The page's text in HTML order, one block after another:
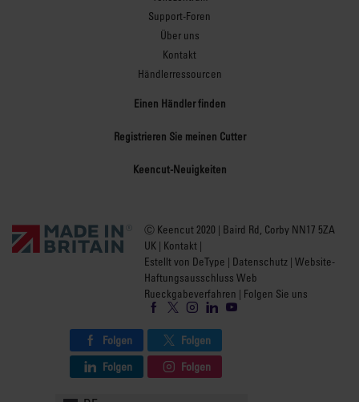
Support-Foren
Über uns
Kontakt
Händlerressourcen
Einen Händler finden
Registrieren Sie meinen Cutter
Keencut-Neuigkeiten
Ⓒ Keencut 2020 | Baird Rd, Corby NN17 5ZA
UK | Kontakt |
Estellt von DeType | Datenschutz | Website-
Haftungsausschluss Web
Rueckgabeverfahren | Folgen Sie uns
Folgen
Folgen
Folgen
Folgen